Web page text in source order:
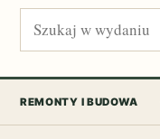
Szukaj
REMONTY I BUDOWA